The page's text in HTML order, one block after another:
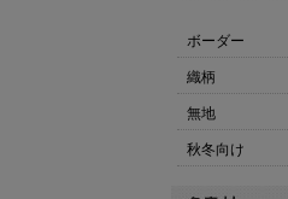
ボーダー
織柄
無地
秋冬向け